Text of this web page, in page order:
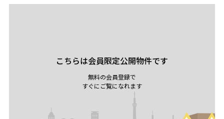
こちらは会員限定公開物件です
無料の会員登録で
すぐにご覧になれます